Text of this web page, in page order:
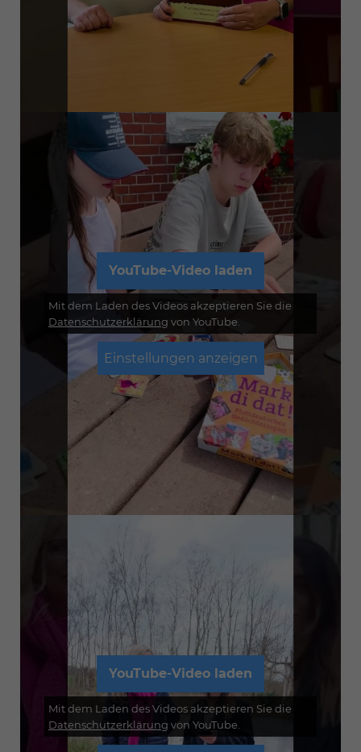
YouTube-Video laden
Mit dem Laden des Videos akzeptieren Sie die
Datenschutzerklärung von YouTube.
Einstellungen anzeigen
YouTube-Video laden
Mit dem Laden des Videos akzeptieren Sie die
Datenschutzerklärung von YouTube.